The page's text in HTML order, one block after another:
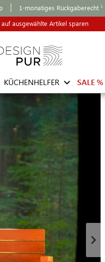
1-monatiges Rückgaberecht
auf ausgewählte Artikel sparen
KÜCHENHELFER SALE %